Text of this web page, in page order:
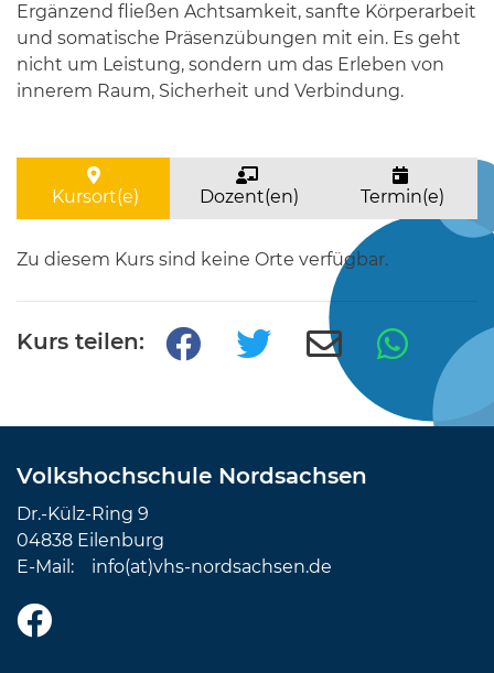
Ergänzend fließen Achtsamkeit, sanfte Körperarbeit
und somatische Präsenzübungen mit ein. Es geht
nicht um Leistung, sondern um das Erleben von
innerem Raum, Sicherheit und Verbindung.
Kursort(e) Dozent(en) Termin(e)
Zu diesem Kurs sind keine Orte verfügbar.
Kurs teilen:
Volkshochschule Nordsachsen
Dr.-Külz-Ring 9
04838 Eilenburg
E-Mail: info(at)vhs-nordsachsen.de